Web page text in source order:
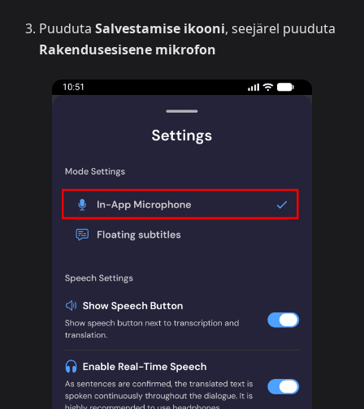
Puuduta Salvestamise ikooni, seejärel puuduta
Rakendusesisene mikrofon